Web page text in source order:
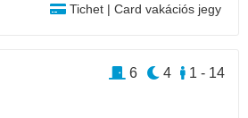
Tichet | Card vakációs jegy
1 - 14
4
6